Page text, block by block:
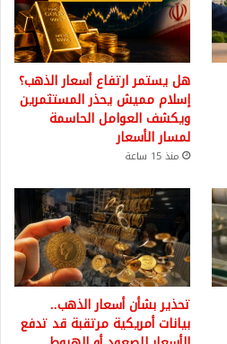
هل يستمر ارتفاع أسعار الذهب؟
إسلام مميش يحذر المستثمرين
ويكشف العوامل الحاسمة
لمسار الأسعار
منذ 15 ساعة
تحذير بشأن أسعار الذهب..
بيانات أمريكية مرتقبة قد تدفع